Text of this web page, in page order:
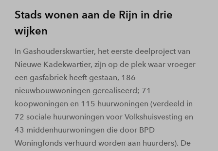
Stads wonen aan de Rijn in drie
wijken
In Gashouderskwartier, het eerste deelproject van
Nieuwe Kadekwartier, zijn op de plek waar vroeger
een gasfabriek heeft gestaan, 186
nieuwbouwwoningen gerealiseerd; 71
koopwoningen en 115 huurwoningen (verdeeld in
72 sociale huurwoningen voor Volkshuisvesting en
43 middenhuurwoningen die door BPD
Woningfonds verhuurd worden aan huurders). De